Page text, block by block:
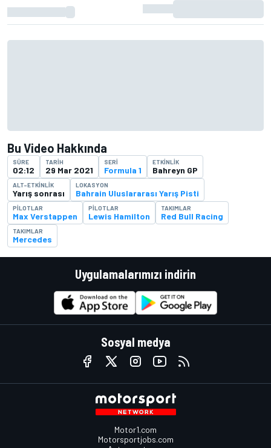
Bu Video Hakkında
SÜRE
02:12
TARIH
29 Mar 2021
SERI
Formula 1
ETKINLIK
Bahreyn GP
ALT-ETKINLIK
Yarış sonrası
LOKASYON
Bahrain Uluslararası Yarış Pisti
PILOTLAR
Max Verstappen
PILOTLAR
Lewis Hamilton
TAKIMLAR
Red Bull Racing
TAKIMLAR
Mercedes
Uygulamalarımızı indirin
Sosyal medya
Motor1.com
Motorsportjobs.com